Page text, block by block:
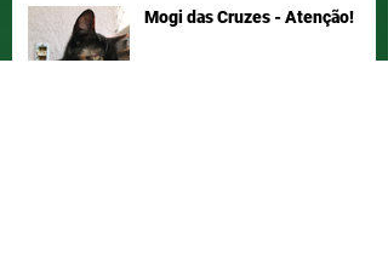
Mogi das Cruzes - Atenção!